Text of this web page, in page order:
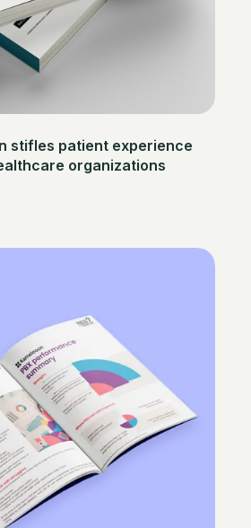
stifles patient experience
organizations